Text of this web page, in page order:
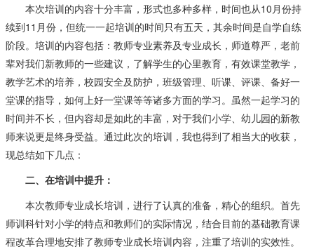
本次培训的内容十分丰富，形式也多种多样，时间也从10月份持
续到11月份，但统一一起培训的时间只有五天，其余时间是自学自练
阶段。培训的内容包括：教师专业素养及专业成长，师道尊严，老前
辈对我们新教师的一些建议，了解学生的心里教育，有效课堂教学，
教学艺术的培养，校园安全及防护，班级管理、听课、评课、备好一
堂课的指导，如何上好一堂课等等诸多方面的学习。虽然一起学习的
时间并不长，但内容却是如此的丰富，对于我们小学、幼儿园的新教
师来说更是终身受益。通过此次的培训，我也得到了相当大的收获，
现总结如下几点：
二、在培训中提升：
本次教师专业成长培训，进行了认真的准备，精心的组织。首先
师训科针对小学的特点和教师们的实际情况，结合目前的基础教育课
程改革合理地安排了教师专业成长培训内容，注重了培训的实效性。